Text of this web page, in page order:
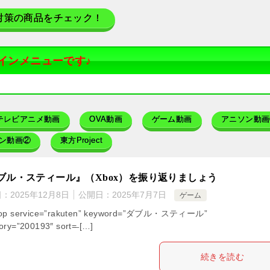
策の商品をチェック！
ンメニューです♪
レビアニメ動画 OVA動画 ゲーム動画 アニソン動
動画② 東方Project
ル・スティール』（Xbox）を振り返りましょう
2025年12月8日 公開日： 2025年7月7日 ゲーム
service=”rakuten” keyword=”ダブル・スティール”
sort=̶ […]
続きを読む